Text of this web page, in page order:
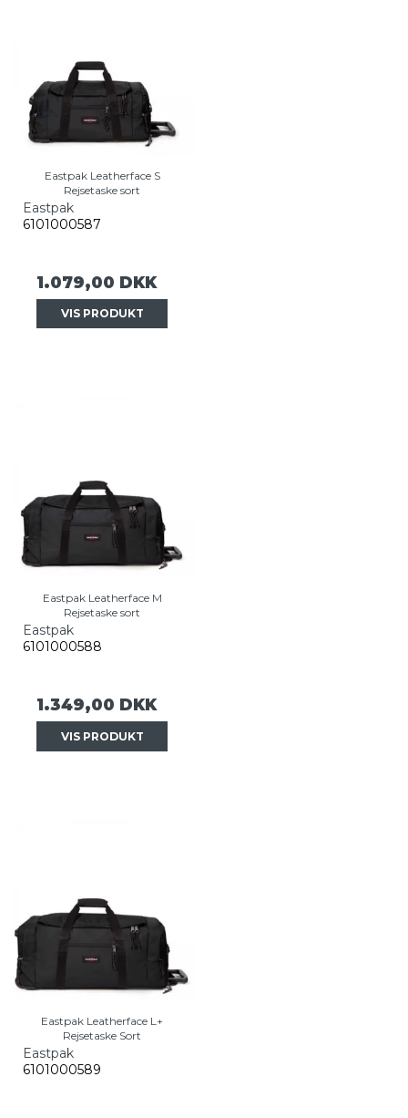
Eastpak Leatherface S
Rejsetaske sort
Eastpak
6101000587
1.079,00 DKK
VIS PRODUKT
Eastpak Leatherface M
Rejsetaske sort
Eastpak
6101000588
1.349,00 DKK
VIS PRODUKT
Eastpak Leatherface L+
Rejsetaske Sort
Eastpak
6101000589